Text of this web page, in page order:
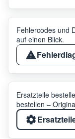
Fehlercodes und
auf einen Blick.
Ersatzteile
bestellen –